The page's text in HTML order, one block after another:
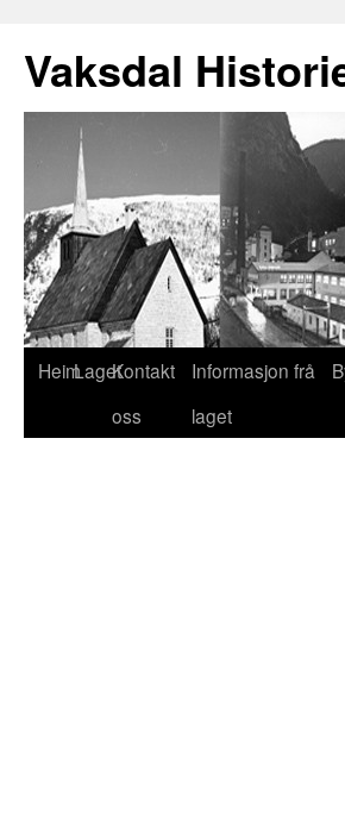
Vaksdal
HeimLagetKontakt
oss
Informasjon frå
laget